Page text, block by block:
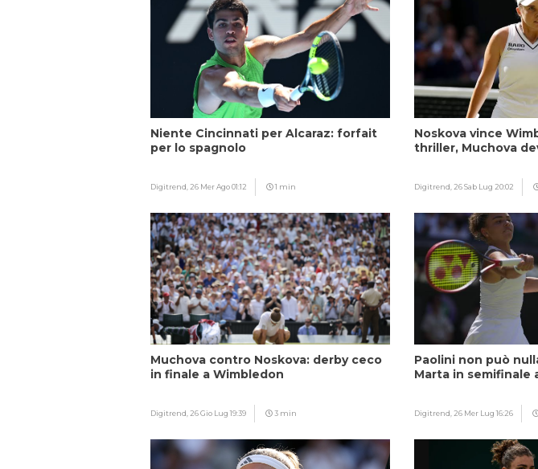
Niente Cincinnati per Alcaraz: forfait
per lo spagnolo
Digitrend, 26 Mer Ago 01:12 1 min
Noskova vince
thriller, Muchova
Digitrend, 26 Sab Lug 20:02
Muchova contro Noskova: derby ceco
in finale a Wimbledon
Digitrend, 26 Gio Lug 19:39 3 min
Paolini non può
Marta in semifinale
Digitrend, 26 Mer Lug 16:26